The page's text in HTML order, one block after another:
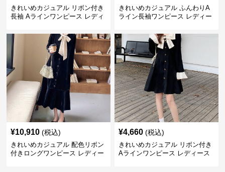
きれいめカジュアル リボン付き
長袖 Aラインワンピース レディ
り替え 膝上丈 細見え フェミニ
ン おしゃれ
きれいめカジュアル ふんわりA
ライン長袖ワンピース レディー
ト フェミニン 上品 おしゃれ
¥10,910 (税込)
きれいめカジュアル 配色リボン
付きロングワンピース レディー
¥4,660 (税込)
きれいめカジュアル リボン付き
Aラインワンピース レディース